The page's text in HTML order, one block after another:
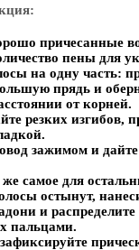
причесанные
пены для
на одну часть:
прядь и
от корней.
резких изгибов,
зажимом и
самое для
остынут,
и
пальцами.